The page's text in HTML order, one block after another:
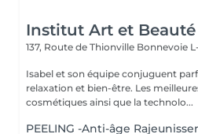
Institut Art et Beauté
137, Route de Thionville Bonnevoie L-
Isabel et son équipe conjuguent
relaxation et bien-être. Les meilleures marques esthétiques et
cosmétiques ainsi que la technolo...
PEELING -Anti-âge